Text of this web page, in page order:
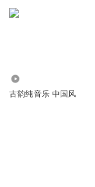
古韵纯音乐 中国风